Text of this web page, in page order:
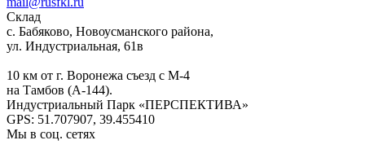
Склад
с. Бабяково, Новоусманского района,
ул. Индустриальная, 61в
10 км от г. Воронежа съезд с М-4
на Тамбов (А-144).
Индустриальный Парк «ПЕРСПЕКТИВА»
GPS: 51.707907, 39.455410
Мы в соц. сетях